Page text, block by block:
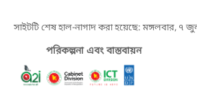
সাইটটি শেষ হাল-নাগাদ করা হয়েছে: মঙ্গলবার,
পরিকল্পনা এবং বাস্তবায়ন